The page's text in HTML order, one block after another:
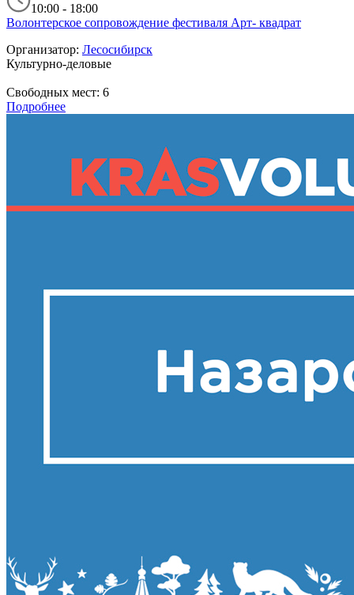
10:00 - 18:00
Волонтерское сопровождение фестиваля Арт- квадрат
Организатор: Лесосибирск
Культурно-деловые
Свободных мест: 6
Подробнее